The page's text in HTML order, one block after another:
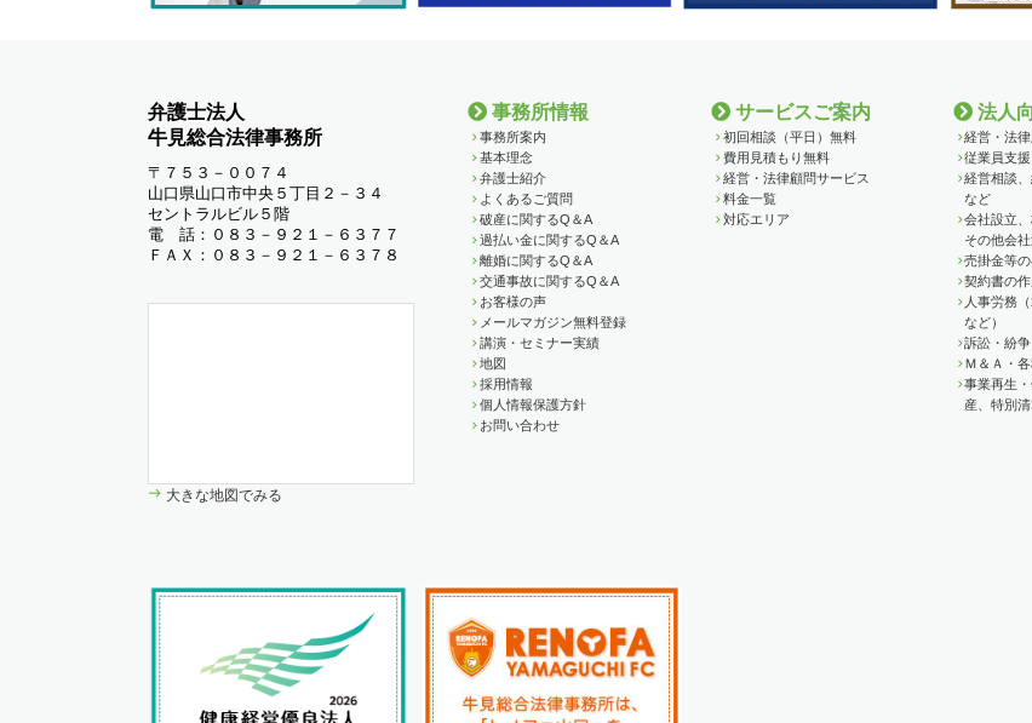
事務所情報
事務所案内
基本理念
弁護士紹介
よくあるご質問
破産に関するQ＆A
過払い金に関するQ＆A
離婚に関するQ＆A
交通事故に関するQ＆A
お客様の声
メールマガジン無料登録
講演・セミナー実績
地図
採用情報
個人情報保護方針
お問い合わせ
サービスご案内
初回相談（平日）無料
費用見積もり無料
経営・法律顧問サービス
料金一覧
対応エリア
法人
経営・法
従業員支
経営相談
など
会社設立
その他会
売掛金等
契約書の
人事労務
など）
訴訟・紛
Ｍ＆Ａ・
事業再生
産、特別清
弁護士法人
牛見総合法律事務所
〒７５３－００７４
山口県山口市中央５丁目２－３４
セントラルビル５階
電 話：０８３－９２１－６３７７
ＦＡＸ：０８３－９２１－６３７８
大きな地図でみる